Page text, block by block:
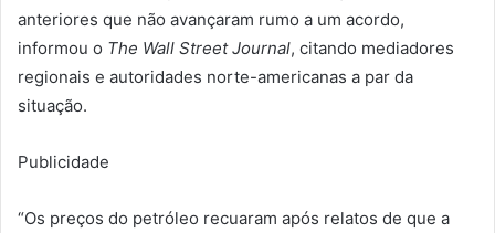
anteriores que não avançaram rumo a um acordo,
informou o The Wall Street Journal, citando mediadores
regionais e autoridades norte-americanas a par da
situação.
Publicidade
“Os preços do petróleo recuaram após relatos de que a